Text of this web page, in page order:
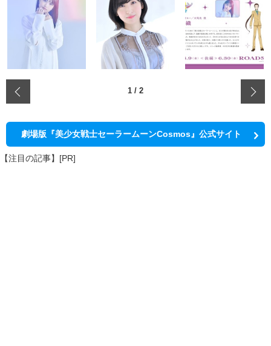
1 / 2
劇場版『美少女戦士セーラームーンCosmos』公式サイト
【注目の記事】[PR]